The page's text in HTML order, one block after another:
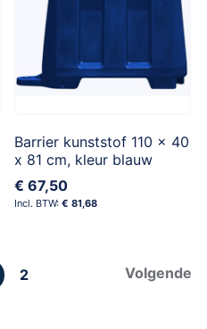
Barrier kunststof 110 x 40
x 81 cm, kleur blauw
€ 67,50
€ 81,68
Pagina
2 Pagina
Volgende